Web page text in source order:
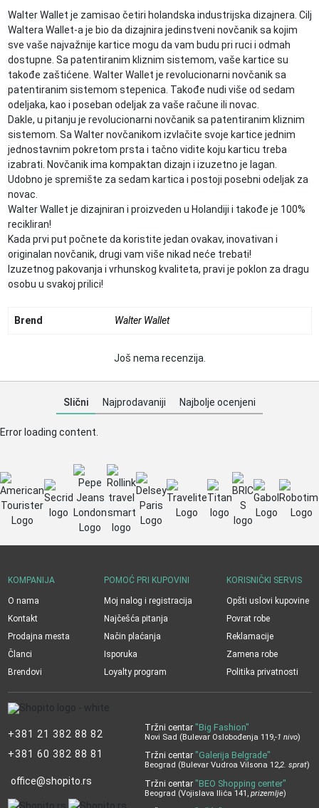
Walter Wallet je zamisao četiri holandska industrijska dizajnera. Cilj
Waltera Wallet-a je bio da dizajnira jedinstveni novčanik sa kojim
sve vaše najvažnije kartice mogu da vam budu pri ruci i odmah
dostupne. Sa patentiranim kliznim sistemom, vaše kartice su
takođe zaštićene. Walter Wallet je revolucionarni novčanik sa
patentiranim sistemom stepenica. Takođe nudi više od sedam
odeljaka, kao i poseban odeljak za vaše račune ili novac.
Dakle, u pitanju je revolucionarni novčanik sa patentiranim kliznim
sistemom. Sa Walter novčanikom izvlačite svoje kartice jednim
jednostavnim pokretom prsta i tačno vidite koju karticu treba
izabrati. Novčanik ima kompaktan dizajn i izuzetno je lagan.
Udobno je spremište za sedam kartica i postoji posebni odeljak za
novac.
Walter Wallet je dizajniran i proizveden u Holandiji i takođe je 100%
recikliran!
Kada prvi put počnete da koristite jedan ovakav, inovativan i
originalan novčanik, drugi vam više nikad neće trebati!
Izuzetnog pakovanja i vrhunskog kvaliteta, pravi je poklon za dragu
osobu u svakoj prilici!
Brend Walter Wallet
Još nema recenzija.
Slični Najprodavaniji Najbolje ocenjeni
Error loading content.
+381 21 382 88 82
+381 60 382 88 81
office@shopito.rs
Tržni centar "Big Fashion"
Novi Sad (Bulevar Oslobođenja 119,-1 nivo)
Tržni centar "Galerija Belgrade"
Beograd (Bulevar Vudroa Vilsona 12,2. sprat)
Tržni centar "BEO Shopping center"
Beograd (Vojislava Ilića 141, prizemlje)
KOMPANIJA
O nama
Kontakt
Prodajna mesta
Članci
Brendovi
POMOĆ PRI KUPOVINI
Moj nalog i registracija
Najčešća pitanja
Način plaćanja
Isporuka
Loyalty program
KORISNIČKI SERVIS
Opšti uslovi kupovine
Povrat robe
Reklamacije
Zamena robe
Politika privatnosti